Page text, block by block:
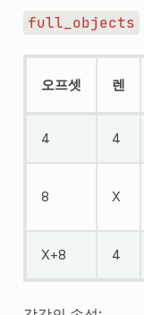
full_objects
오프셋 렌
4 4
8 X
X+8 4